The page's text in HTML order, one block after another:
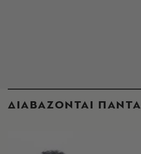
ΔΙΑΒΑΖΟΝΤΑΙ ΠΑΝΤΑ